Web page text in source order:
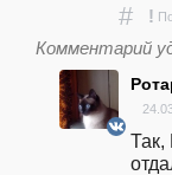
# !
Комментарий
Так,